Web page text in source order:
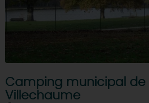
Camping municipal de
Villechaume